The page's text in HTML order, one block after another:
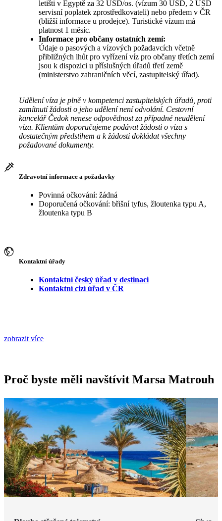
letišti v Egyptě za 32 USD/os. (vízum 30 USD, 2 USD
servisní poplatek zprostředkovateli) nebo předem v ČR
(bližší informace u prodejce). Turistické vízum má
platnost 1 měsíc.
Informace pro občany ostatních zemí:
Údaje o pasových a vízových požadavcích včetně
přibližných lhůt pro vyřízení víz pro občany třetích zemí
jsou k dispozici u příslušných úřadů třetí země
(ministerstvo zahraničních věcí, zastupitelský úřad).
Udělení víza je plně v kompetenci zastupitelských úřadů, proti
zamítnutí žádosti o jeho udělení není odvolání. Cestovní
kancelář Čedok nenese odpovědnost za případné neudělení
víza. Klientům doporučujeme podávat žádosti o víza s
dostatečným předstihem a k žádosti dokládat všechny
požadované dokumenty.
Zdravotní informace a požadavky
Povinná očkování: žádná
Doporučená očkování: břišní tyfus, žloutenka typu A,
žloutenka typu B
Kontaktní úřady
Kontaktní český úřad v destinaci
Kontaktní cizí úřad v ČR
zobrazit více
Proč byste měli navštívit Marsa Matrouh